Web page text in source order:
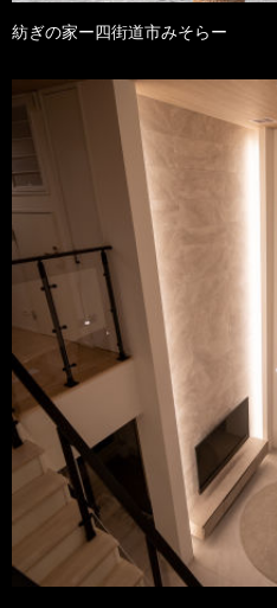
紡ぎの家ー四街道市みそらー